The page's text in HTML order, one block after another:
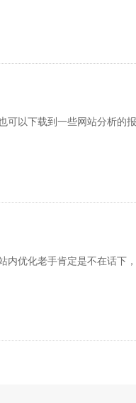
以下载到一些网站分析的
优化老手肯定是不在话下